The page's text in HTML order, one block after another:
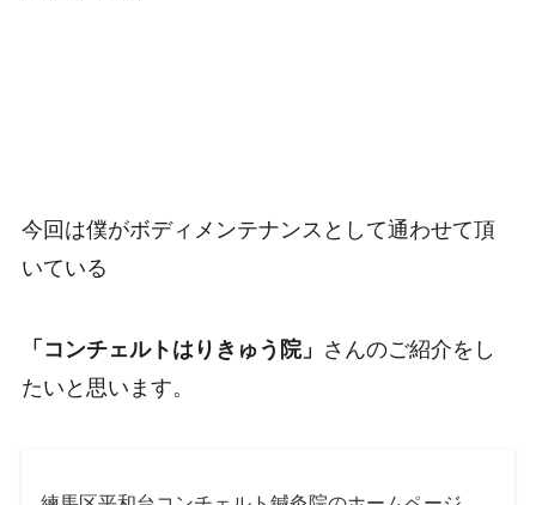
今回は僕がボディメンテナンスとして通わせて頂
いている
「コンチェルトはりきゅう院」 さんのご紹介をし
たいと思います。